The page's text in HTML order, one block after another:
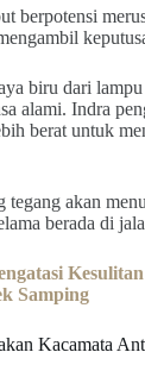
berpotensi
biru dari
alami. Indra
berat untuk
akan
berada di
Samping
Kacamata